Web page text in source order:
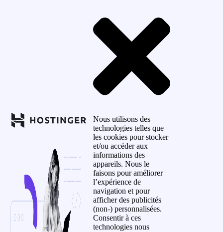
Nous utilisons des
technologies telles que
les cookies pour stocker
et/ou accéder aux
informations des
appareils. Nous le
faisons pour améliorer
l’expérience de
navigation et pour
afficher des publicités
(non-) personnalisées.
Consentir à ces
technologies nous